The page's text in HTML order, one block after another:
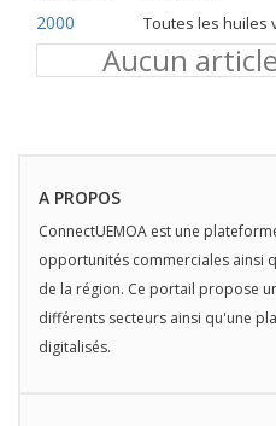
2000 Toutes les huiles
Aucun
A PROPOS
ConnectUEMOA est une
opportunités commerciales ainsi
de la région. Ce portail propose
différents secteurs ainsi qu'une
digitalisés.